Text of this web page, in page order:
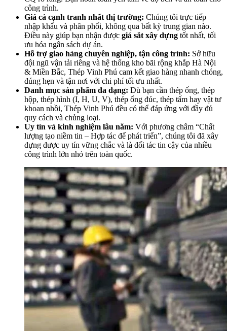
công trình.
Giá cả cạnh tranh nhất thị trường: Chúng tôi trực tiếp
nhập khẩu và phân phối, không qua bất kỳ trung gian nào.
Điều này giúp bạn nhận được giá sắt xây dựng tốt nhất, tối
ưu hóa ngân sách dự án.
Hỗ trợ giao hàng chuyên nghiệp, tận công trình: Sở hữu
đội ngũ vận tải riêng và hệ thống kho bãi rộng khắp Hà Nội
& Miền Bắc, Thép Vinh Phú cam kết giao hàng nhanh chóng,
đúng hẹn và tận nơi với chi phí tối ưu nhất.
Danh mục sản phẩm đa dạng: Dù bạn cần thép ống, thép
hộp, thép hình (I, H, U, V), thép ống đúc, thép tấm hay vật tư
khoan nhồi, Thép Vinh Phú đều có thể đáp ứng với đầy đủ
quy cách và chủng loại.
Uy tín và kinh nghiệm lâu năm: Với phương châm “Chất
lượng tạo niềm tin – Hợp tác để phát triển”, chúng tôi đã xây
dựng được uy tín vững chắc và là đối tác tin cậy của nhiều
công trình lớn nhỏ trên toàn quốc.